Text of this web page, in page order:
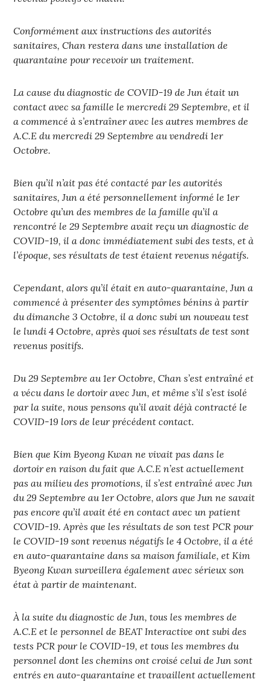
Conformément aux instructions des autorités
sanitaires, Chan restera dans une installation de
quarantaine pour recevoir un traitement.
La cause du diagnostic de COVID-19 de Jun était un
contact avec sa famille le mercredi 29 Septembre, et il
a commencé à s’entraîner avec les autres membres de
A.C.E du mercredi 29 Septembre au vendredi 1er
Octobre.
Bien qu’il n’ait pas été contacté par les autorités
sanitaires, Jun a été personnellement informé le 1er
Octobre qu’un des membres de la famille qu’il a
rencontré le 29 Septembre avait reçu un diagnostic de
COVID-19, il a donc immédiatement subi des tests, et à
l’époque, ses résultats de test étaient revenus négatifs.
Cependant, alors qu’il était en auto-quarantaine, Jun a
commencé à présenter des symptômes bénins à partir
du dimanche 3 Octobre, il a donc subi un nouveau test
le lundi 4 Octobre, après quoi ses résultats de test sont
revenus positifs.
Du 29 Septembre au 1er Octobre, Chan s’est entraîné et
a vécu dans le dortoir avec Jun, et même s’il s’est isolé
par la suite, nous pensons qu’il avait déjà contracté le
COVID-19 lors de leur précédent contact.
Bien que Kim Byeong Kwan ne vivait pas dans le
dortoir en raison du fait que A.C.E n’est actuellement
pas au milieu des promotions, il s’est entraîné avec Jun
du 29 Septembre au 1er Octobre, alors que Jun ne savait
pas encore qu’il avait été en contact avec un patient
COVID-19. Après que les résultats de son test PCR pour
le COVID-19 sont revenus négatifs le 4 Octobre, il a été
en auto-quarantaine dans sa maison familiale, et Kim
Byeong Kwan surveillera également avec sérieux son
état à partir de maintenant.
À la suite du diagnostic de Jun, tous les membres de
A.C.E et le personnel de BEAT Interactive ont subi des
tests PCR pour le COVID-19, et tous les membres du
personnel dont les chemins ont croisé celui de Jun sont
entrés en auto-quarantaine et travaillent actuellement